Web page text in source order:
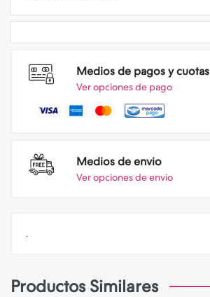
Medios de pagos y cuotas
Ver opciones de pago
Medios de envio
Ver opciones de envio
.
Productos Similares